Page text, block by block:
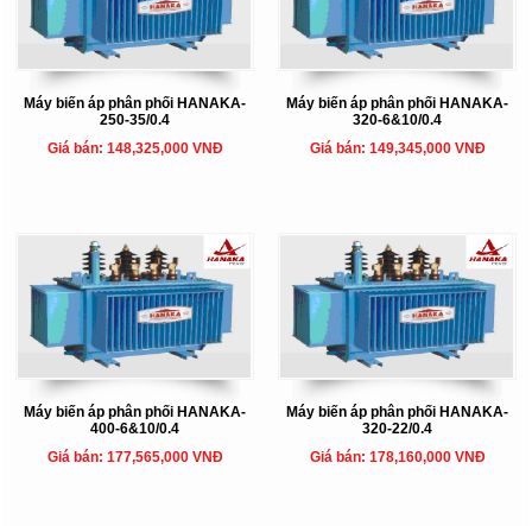
Máy biến áp phân phối HANAKA-
250-35/0.4
Giá bán: 148,325,000 VNĐ
Máy biến áp phân phối HANAKA-
320-6&10/0.4
Giá bán: 149,345,000 VNĐ
Máy biến áp phân phối HANAKA-
400-6&10/0.4
Giá bán: 177,565,000 VNĐ
Máy biến áp phân phối HANAKA-
320-22/0.4
Giá bán: 178,160,000 VNĐ